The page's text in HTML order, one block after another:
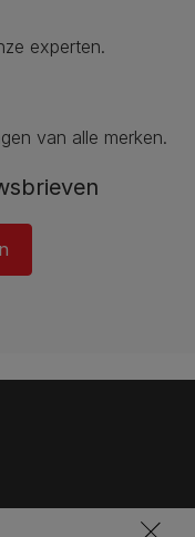
experten.
van alle merken.